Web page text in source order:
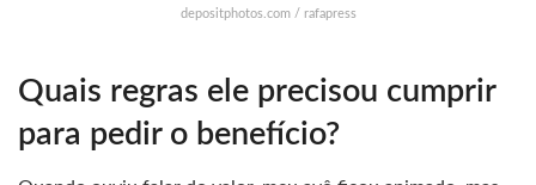
depositphotos.com / rafapress
Quais regras ele precisou cumprir
para pedir o benefício?